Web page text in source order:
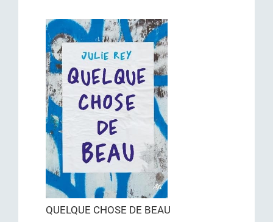
QUELQUE CHOSE DE BEAU